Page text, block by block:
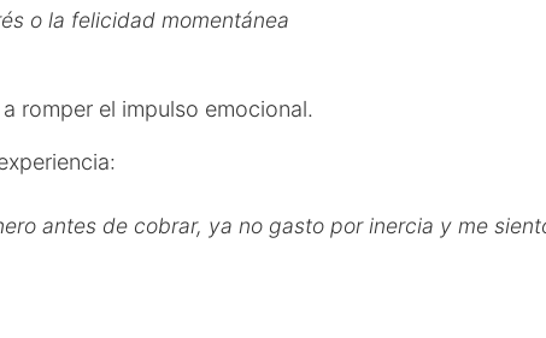
o la felicidad momentánea
romper el impulso emocional.
antes de cobrar, ya no gasto por inercia y me